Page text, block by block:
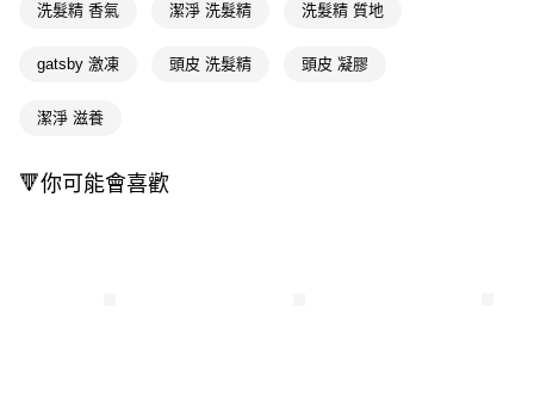
３．安心：先確認商品／服務後，再付款。
【「AFTEE先享後付」結帳流程】
２．訂單成立數日內，您將收到繳費通知簡訊。
※ 請注意：結帳手續完成當下不需立刻繳費，但若您需要取消訂單，請聯絡
全家取貨付款
每筆NT$65，滿NT$390(含以上)免運費
萊爾富取貨付款
洗髮精 香氣 潔淨 洗髮精 洗髮精 質地
gatsby 激凍 頭皮 洗髮精 頭皮 凝膠
潔淨 滋養
🔻你可能會喜歡